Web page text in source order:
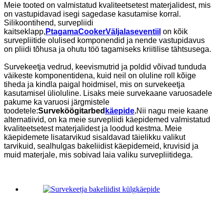
Meie tooted on valmistatud kvaliteetsetest materjalidest, mis
on vastupidavad isegi sagedase kasutamise korral.
Silikoontihend, survepliidi
kaitseklapp, PtagamaCookerVäljalaseventiil on kõik
survepliitide olulised komponendid ja nende vastupidavus
on pliidi tõhusa ja ohutu töö tagamiseks kriitilise tähtsusega.
Survekeetja vedrud, keevismutrid ja poldid võivad tunduda
väikeste komponentidena, kuid neil on oluline roll kõige
tiheda ja kindla paigal hoidmisel, mis on survekeetja
kasutamisel ülioluline. Lisaks meie survekaane varuosadele
pakume ka varuosi järgmistele
toodetele:Surveköögitarbed käepide.Nii nagu meie kaane
alternatiivid, on ka meie survepliidi käepidemed valmistatud
kvaliteetsetest materjalidest ja loodud kestma. Meie
käepidemete lisatarvikud sisaldavad täielikku valikut
tarvikuid, sealhulgas bakeliidist käepidemeid, kruvisid ja
muid materjale, mis sobivad laia valiku survepliitidega.